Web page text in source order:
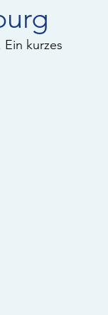
kurzes